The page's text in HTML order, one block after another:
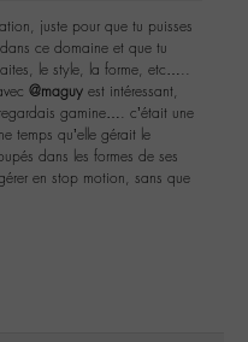
juste pour que tu puisses
ce domaine et que tu
le style, la forme, etc…..
@maguy est intéressant,
gamine…. c’était une
temps qu’elle gérait le
dans les formes de ses
en stop motion, sans que